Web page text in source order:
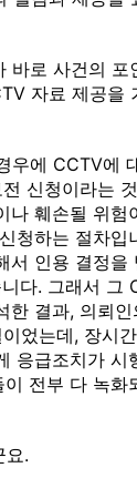
로 사건의 포
자료 제공을
에 CCTV에
신청이라는
나 훼손될 위험
청하는 절차입
서 인용 결정을
다. 그래서 그
한 결과, 의뢰
었는데, 장시
응급조치가 시
이 전부 다 녹화
.